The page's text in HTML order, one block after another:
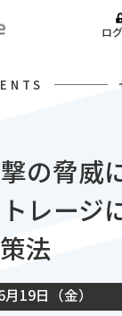
ロ
の脅威
レージ
法
19日（金）